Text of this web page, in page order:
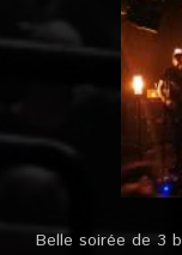
Belle soirée de 3